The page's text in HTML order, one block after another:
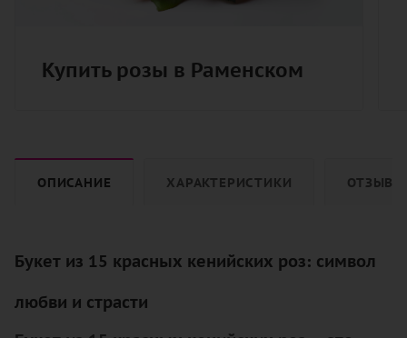
Купить розы в Раменском
ОПИСАНИЕ ХАРАКТЕРИСТИКИ ОТЗЫВЫ
Букет из 15 красных кенийских роз: символ
любви и страсти